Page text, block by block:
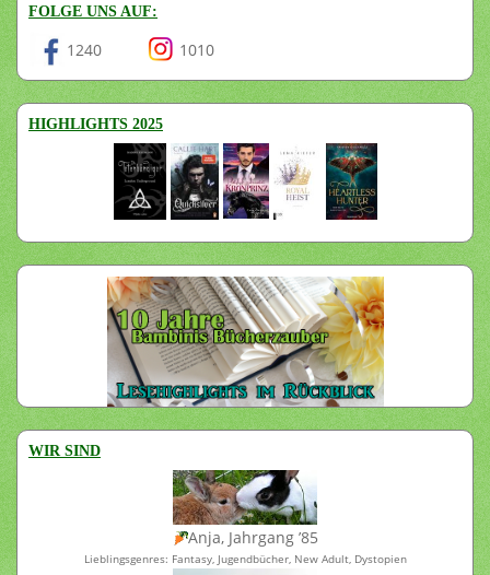
FOLGE UNS AUF:
1240 1010
HIGHLIGHTS 2025
WIR SIND
Anja, Jahrgang ’85
Lieblingsgenres: Fantasy, Jugendbücher, New Adult, Dystopien